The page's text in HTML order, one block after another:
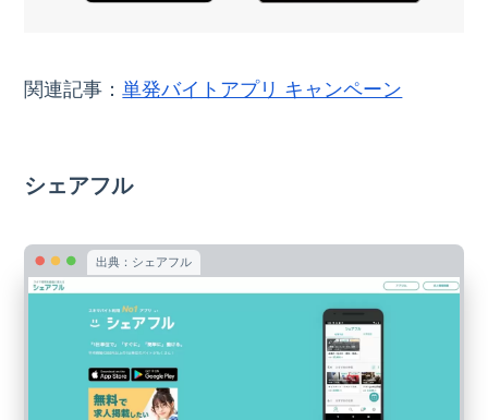
関連記事：単発バイトアプリ キャンペーン
シェアフル
出典：シェアフル